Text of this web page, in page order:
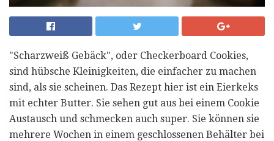
"Scharzweiß Gebäck", oder Checkerboard Cookies,
sind hübsche Kleinigkeiten, die einfacher zu machen
sind, als sie scheinen. Das Rezept hier ist ein Eierkeks
mit echter Butter. Sie sehen gut aus bei einem Cookie
Austausch und schmecken auch super. Sie können sie
mehrere Wochen in einem geschlossenen Behälter bei